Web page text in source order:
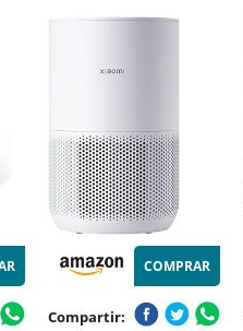
COMPRAR
Compartir: